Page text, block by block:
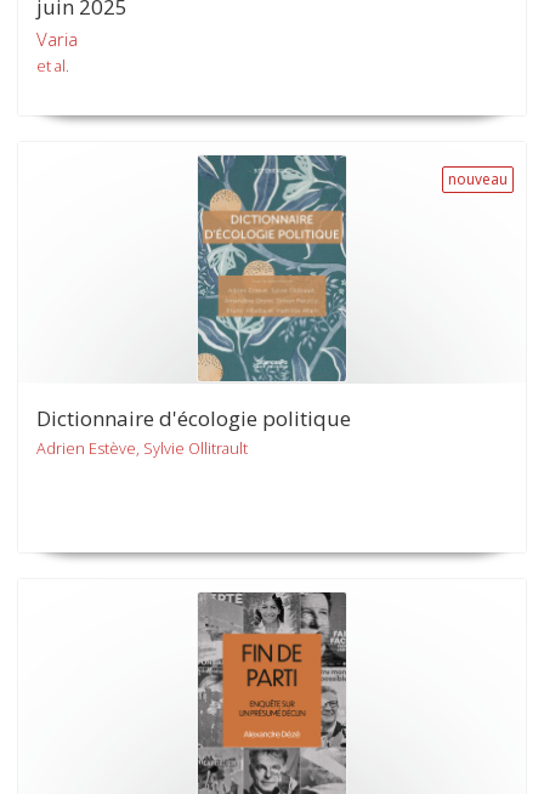
juin 2025
Varia
et al.
nouveau
Dictionnaire d'écologie politique
Adrien Estève, Sylvie Ollitrault